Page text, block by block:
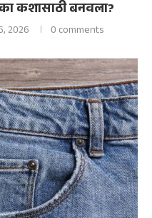
कशासाठी बनवला?
2026 0 comments